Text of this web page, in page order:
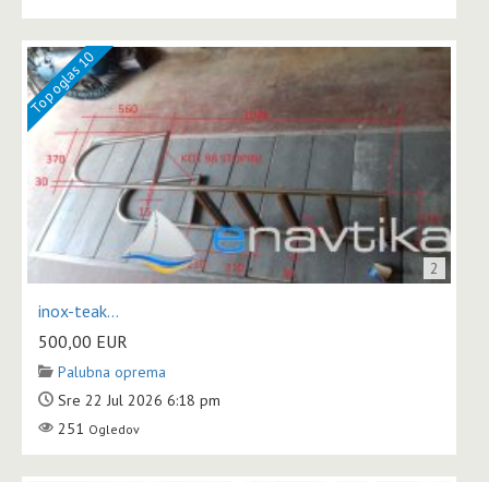
Top oglas 10
2
inox-teak...
500,00 EUR
Palubna oprema
Sre 22 Jul 2026 6:18 pm
251 Ogledov